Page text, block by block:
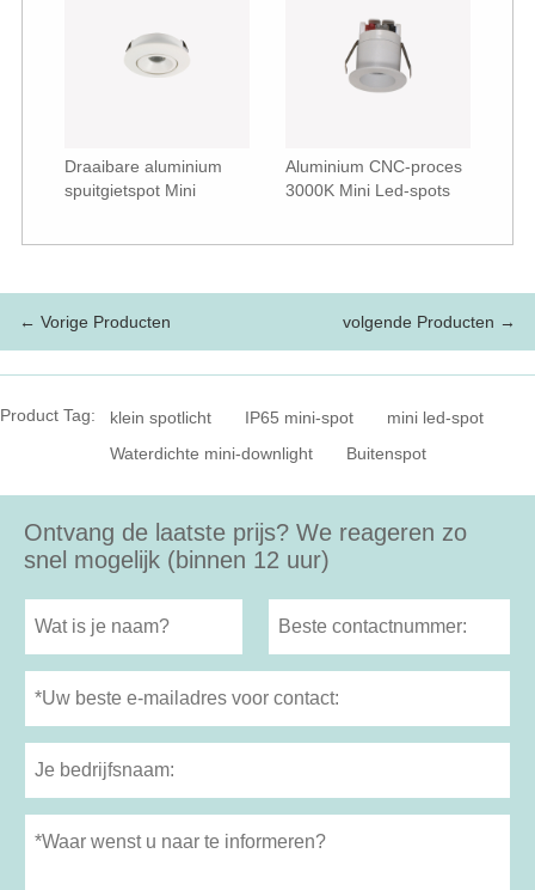
Draaibare aluminium
spuitgietspot Mini
Aluminium CNC-proces
3000K Mini Led-spots
← Vorige Producten volgende Producten →
Product Tag: klein spotlicht IP65 mini-spot
mini led-spot
Waterdichte mini-downlight
Buitenspot
Ontvang de laatste prijs? We reageren zo
snel mogelijk (binnen 12 uur)